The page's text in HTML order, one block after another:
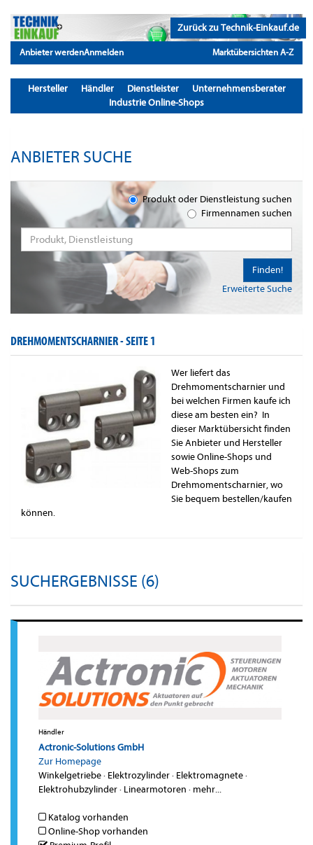
Zurück zu Technik-Einkauf.de
Anbieter werdenAnmelden Marktübersichten A-Z
Hersteller Händler Dienstleister
Unternehmensberater
Industrie Online-Shops
ANBIETER SUCHE
Produkt oder Dienstleistung suchen
Firmennamen suchen
Erweiterte Suche
Finden!
DREHMOMENTSCHARNIER -SEITE 1
Wer liefert das
Drehmomentscharnier und
bei welchen Firmen kaufe ich
diese am besten ein? In
dieser Marktübersicht finden
Sie Anbieter und Hersteller
sowie Online-Shops und
Web-Shops zum
Drehmomentscharnier, wo
Sie bequem bestellen/kaufen
können.
SUCHERGEBNISSE (6)
Händler
Actronic-Solutions GmbH
Zur Homepage
Winkelgetriebe· Elektrozylinder· Elektromagnete·
Elektrohubzylinder· Linearmotoren · mehr...
Katalog vorhanden
Online-Shop vorhanden